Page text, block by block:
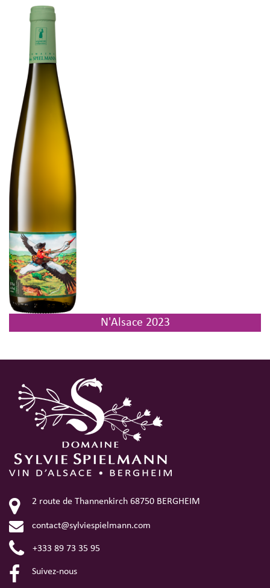
N'Alsace 2023
2 route de Thannenkirch 68750 BERGHEIM
contact@sylviespielmann.com
+333 89 73 35 95
Facebook
Suivez-nous